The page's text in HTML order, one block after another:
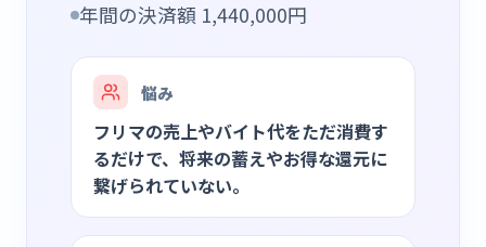
年間の決済額 1,440,000円
悩み
フリマの売上やバイト代をただ消費す
るだけで、将来の蓄えやお得な還元に
繋げられていない。